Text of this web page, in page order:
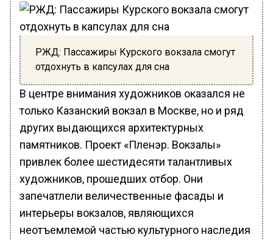
РЖД: Пассажиры Курского вокзала смогут
отдохнуть в капсулах для сна
В центре внимания художников оказался не
только Казанский вокзал в Москве, но и ряд
других выдающихся архитектурных
памятников. Проект «Пленэр. Вокзалы»
привлек более шестидесяти талантливых
художников, прошедших отбор. Они
запечатлели величественные фасады и
интерьеры вокзалов, являющихся
неотъемлемой частью культурного наследия